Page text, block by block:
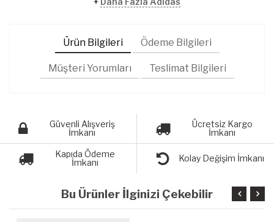
Ürün Bilgileri Ödeme Bilgileri
Müşteri Yorumları Teslimat Bilgileri
Güvenli Alışveriş
İmkanı
Ücretsiz Kargo
İmkanı
Kapıda Ödeme
İmkanı
Kolay Değişim İmkanı
Bu Ürünler İlginizi Çekebilir